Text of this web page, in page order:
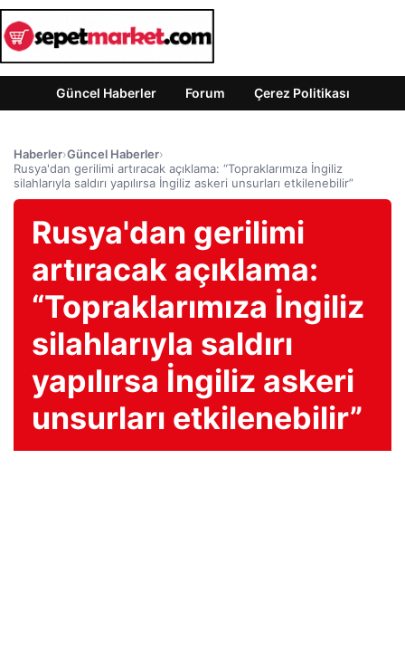
Güncel Haberler Forum Çerez Politikası
Haberler›Güncel Haberler›
Rusya'dan gerilimi artıracak açıklama: “Topraklarımıza İngiliz
silahlarıyla saldırı yapılırsa İngiliz askeri unsurları etkilenebilir”
Rusya'dan gerilimi
artıracak açıklama:
“Topraklarımıza İngiliz
silahlarıyla saldırı
yapılırsa İngiliz askeri
unsurları etkilenebilir”